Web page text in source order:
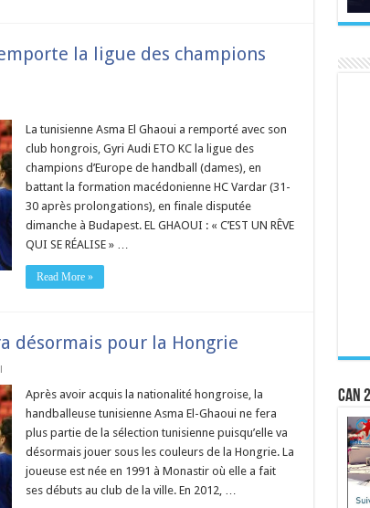
la ligue des champions
La tunisienne Asma El Ghaoui a remporté avec son
club hongrois, Gyri Audi ETO KC la ligue des
champions d’Europe de handball (dames), en
battant la formation macédonienne HC Vardar (31-
30 après prolongations), en finale disputée
dimanche à Budapest. EL GHAOUI : « C’EST UN RÊVE
QUI SE RÉALISE » …
Read More »
désormais pour la Hongrie
Après avoir acquis la nationalité hongroise, la
handballeuse tunisienne Asma El-Ghaoui ne fera
plus partie de la sélection tunisienne puisqu’elle va
désormais jouer sous les couleurs de la Hongrie. La
joueuse est née en 1991 à Monastir où elle a fait
ses débuts au club de la ville. En 2012, …
CAN